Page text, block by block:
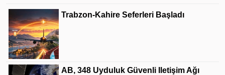
Trabzon-Kahire Seferleri Başladı
AB, 348 Uyduluk Güvenli Iletişim Ağı